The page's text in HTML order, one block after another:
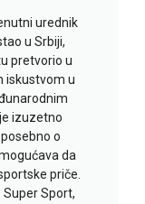
urednik
u Srbiji,
pretvorio u
iskustvom u
izuzetno
o
da
priče.
Super Sport,